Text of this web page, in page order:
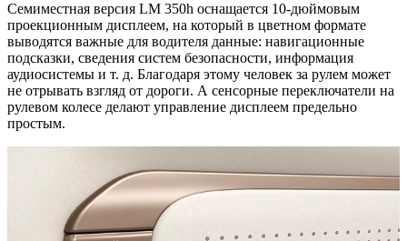
Семиместная версия LM 350h оснащается 10-дюймовым
проекционным дисплеем, на который в цветном формате
выводятся важные для водителя данные: навигационные
подсказки, сведения систем безопасности, информация
аудиосистемы и т. д. Благодаря этому человек за рулем может
не отрывать взгляд от дороги. А сенсорные переключатели на
рулевом колесе делают управление дисплеем предельно
простым.